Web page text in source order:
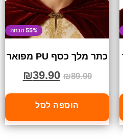
55% הנחה
כתר מלך כסף PU מפואר
₪89.90
₪39.90
הוספה לסל